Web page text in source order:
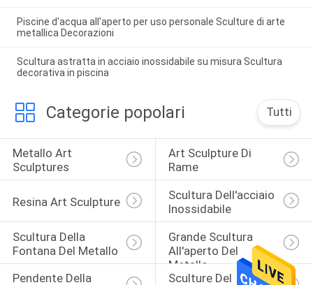
Piscine d'acqua all'aperto per uso personale Sculture di arte
metallica Decorazioni
Scultura astratta in acciaio inossidabile su misura Scultura
decorativa in piscina
Categorie popolari Tutti
Metallo Art
Sculptures
Art Sculpture Di
Rame
Resina Art Sculpture
Scultura Dell'acciaio
Inossidabile
Scultura Della
Fontana Del Metallo
Grande Scultura
All'aperto Del
Metallo
Pendente Della
Sculture Del